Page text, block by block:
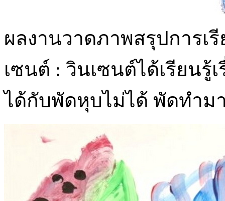
ผลงานวาดภาพสรุปการเ
เซนต์ : วินเซนต์ได้เรียน
ได้กับพัดหุบไม่ได้ พัดทำม